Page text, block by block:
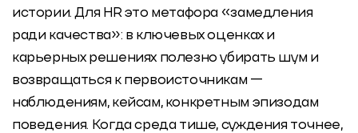
истории. Для HR это метафора «замедления
ради качества»: в ключевых оценках и
карьерных решениях полезно убирать шум и
возвращаться к первоисточникам —
наблюдениям, кейсам, конкретным эпизодам
поведения. Когда среда тише, суждения точнее,